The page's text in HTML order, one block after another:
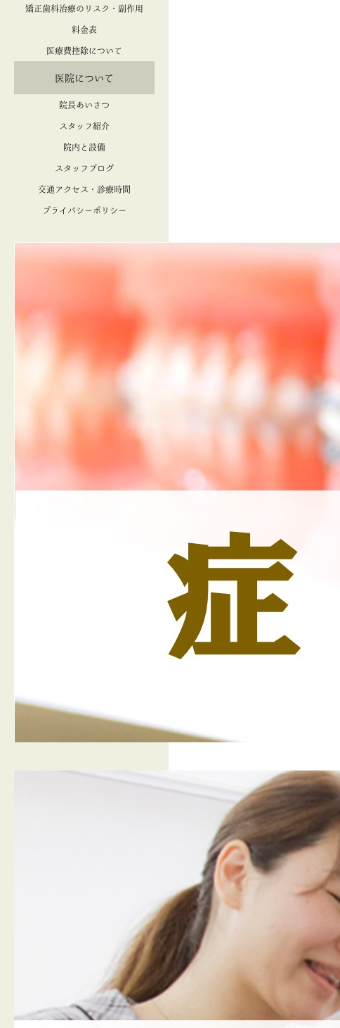
矯正歯科治療のリスク・副作用
料金表
医療費控除について
医院について
院長あいさつ
スタッフ紹介
院内と設備
スタッフブログ
交通アクセス・診療時間
プライバシーポリシー